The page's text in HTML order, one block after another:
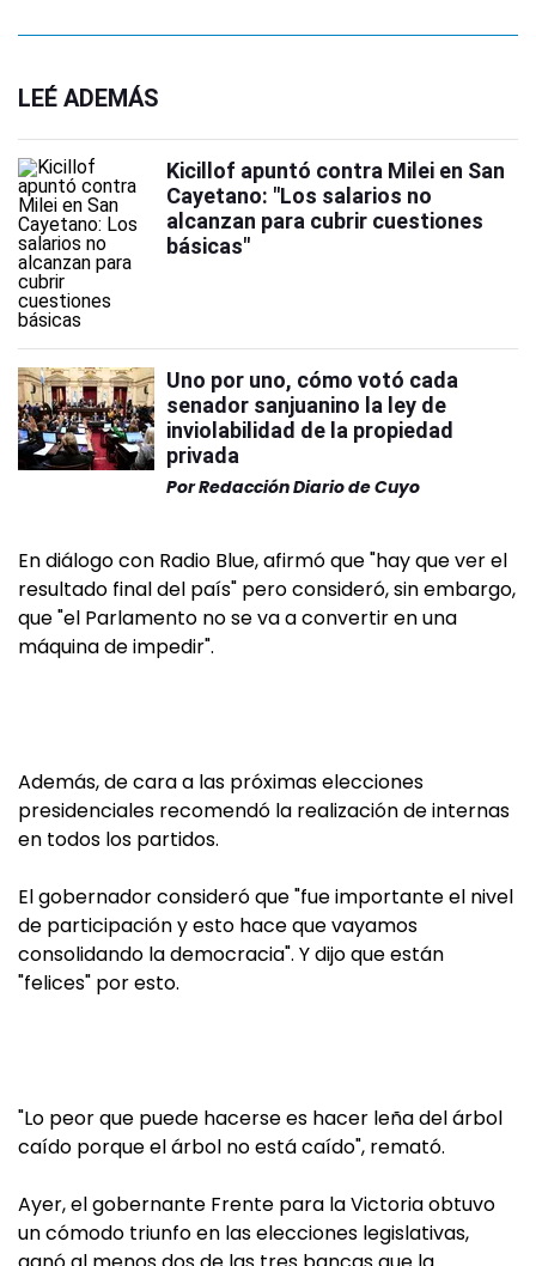
LEÉ ADEMÁS
Kicillof apuntó contra Milei en San
Cayetano: "Los salarios no
alcanzan para cubrir cuestiones
básicas"
Uno por uno, cómo votó cada
senador sanjuanino la ley de
inviolabilidad de la propiedad
privada
PorRedacción Diario de Cuyo
En diálogo con Radio Blue, afirmó que "hay que ver el
resultado final del país" pero consideró, sin embargo,
que "el Parlamento no se va a convertir en una
máquina de impedir".
Además, de cara a las próximas elecciones
presidenciales recomendó la realización de internas
en todos los partidos.
El gobernador consideró que "fue importante el nivel
de participación y esto hace que vayamos
consolidando la democracia". Y dijo que están
"felices" por esto.
"Lo peor que puede hacerse es hacer leña del árbol
caído porque el árbol no está caído", remató.
Ayer, el gobernante Frente para la Victoria obtuvo
un cómodo triunfo en las elecciones legislativas,